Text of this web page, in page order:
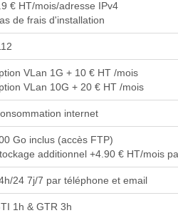
€ HT/mois/adresse IPv4
de frais d'installation
VLan 1G + 10 € HT /mois
VLan 10G + 20 € HT /mois
internet
Go inclus (accès FTP)
additionnel +4.90 € HT/mois
24 7j/7 par téléphone et email
1h & GTR 3h